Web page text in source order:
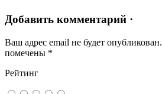
Добавить комментарий ·
Ваш адрес email не будет опубликован.
помечены *
Рейтинг